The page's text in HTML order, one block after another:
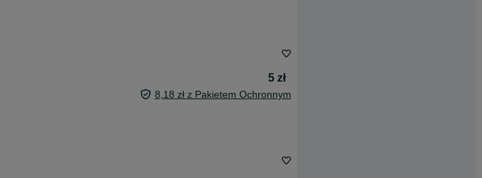
5 zł
8,18 zł z Pakietem Ochronnym